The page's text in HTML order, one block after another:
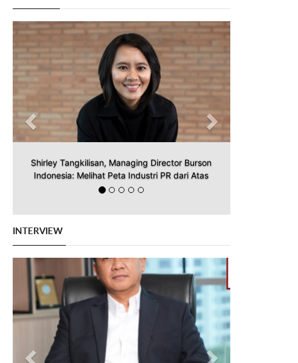
Shirley Tangkilisan, Managing Director Burson
Indonesia: Melihat Peta Industri PR dari Atas
Previous Next
INTERVIEW
Previous Next